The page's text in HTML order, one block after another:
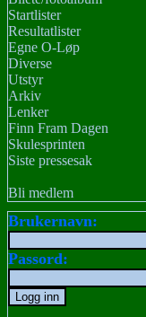
Startlister
Resultatlister
Egne O-Løp
Diverse
Utstyr
Arkiv
Lenker
Finn Fram Dagen
Skulesprinten
Siste pressesak
Bli medlem
Brukernavn:
Passord: